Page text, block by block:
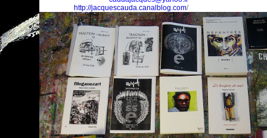
http://jacquescauda.canalblog.com/